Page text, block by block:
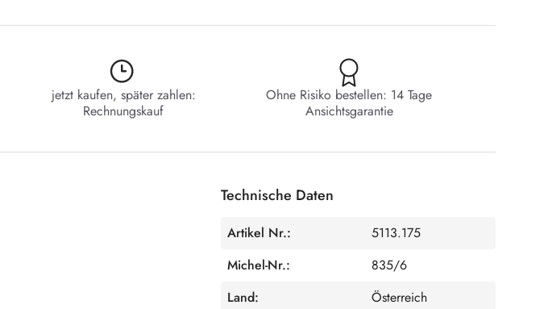
jetzt kaufen, später zahlen:
Rechnungskauf
Ohne Risiko bestellen: 14 Tage
Ansichtsgarantie
Technische Daten
Artikel Nr.:
5113.175
Michel-Nr.:
835/6
Land:
Österreich